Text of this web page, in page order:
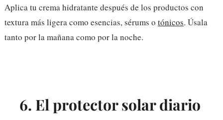
Aplica tu crema hidratante después de los productos con
textura más ligera como esencias, sérums o tónicos. Úsala
tanto por la mañana como por la noche.
6. El protector solar diario